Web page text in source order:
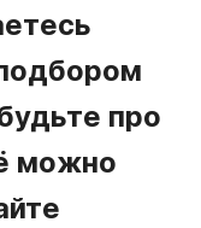
про
можно